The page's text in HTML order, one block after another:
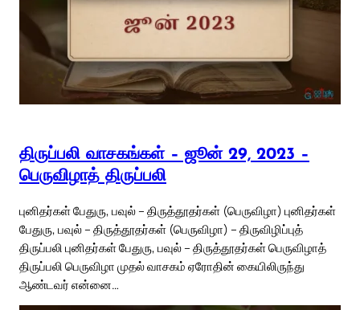
திருப்பலி வாசகங்கள் – ஜூன் 29, 2023 –
பெருவிழாத் திருப்பலி
புனிதர்கள் பேதுரு, பவுல் – திருத்தூதர்கள் (பெருவிழா) புனிதர்கள்
பேதுரு, பவுல் – திருத்தூதர்கள் (பெருவிழா) – திருவிழிப்புத்
திருப்பலி புனிதர்கள் பேதுரு, பவுல் – திருத்தூதர்கள் பெருவிழாத்
திருப்பலி பெருவிழா முதல் வாசகம் ஏரோதின் கையிலிருந்து
ஆண்டவர் என்னை…